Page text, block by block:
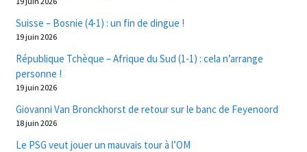
Suisse – Bosnie (4-1) : un fin de dingue !
19 juin 2026
République Tchèque – Afrique du Sud (1-1) : cela n’arrange
personne !
19 juin 2026
Giovanni Van Bronckhorst de retour sur le banc de Feyenoord
18 juin 2026
Le PSG veut jouer un mauvais tour à l’OM